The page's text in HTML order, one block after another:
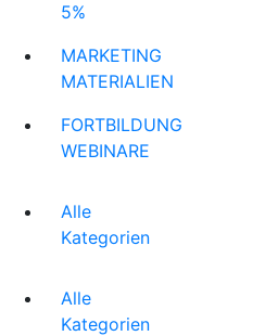
5%
MARKETING
MATERIALIEN
FORTBILDUNG
WEBINARE
Alle
Kategorien
Alle
Kategorien